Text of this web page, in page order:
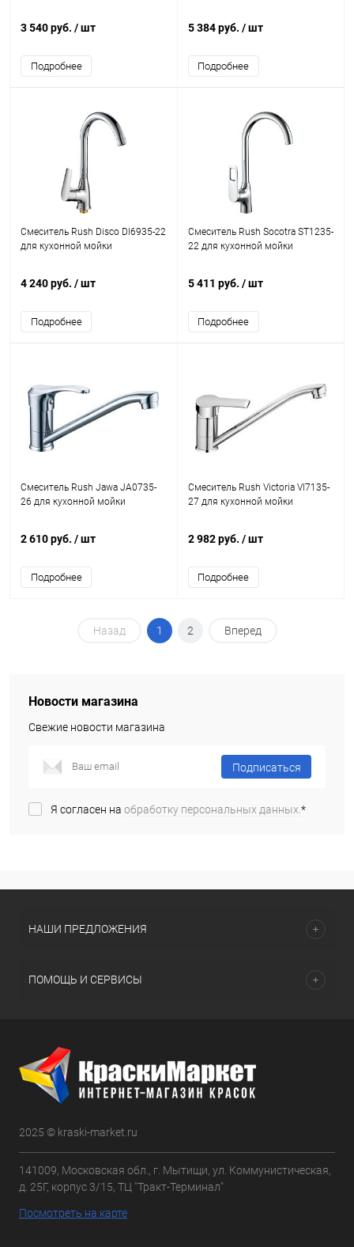
3 540 руб. / шт
Подробнее
5 384 руб. / шт
Подробнее
Смеситель Rush Disco DI6935-22
для кухонной мойки
4 240 руб. / шт
Подробнее
Смеситель Rush Socotra ST1235-
22 для кухонной мойки
5 411 руб. / шт
Подробнее
Смеситель Rush Jawa JA0735-
26 для кухонной мойки
2 610 руб. / шт
Подробнее
Смеситель Rush Victoria VI7135-
27 для кухонной мойки
2 982 руб. / шт
Подробнее
Назад 1 2 Вперед
Новости магазина
Свежие новости магазина
Подписаться
Я согласен на обработку персональных данных.*
НАШИ ПРЕДЛОЖЕНИЯ
ПОМОЩЬ И СЕРВИСЫ
2025 © kraski-market.ru
141009, Московская обл., г. Мытищи, ул. Коммунистическая,
д. 25Г, корпус 3/15, ТЦ "Тракт-Терминал"
Посмотреть на карте